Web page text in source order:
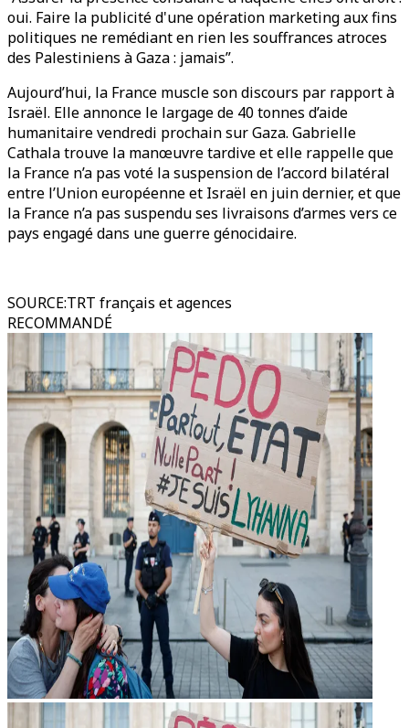
oui. Faire la publicité d'une opération marketing aux fins
politiques ne remédiant en rien les souffrances atroces
des Palestiniens à Gaza : jamais”.
Aujourd’hui, la France muscle son discours par rapport à
Israël. Elle annonce le largage de 40 tonnes d’aide
humanitaire vendredi prochain sur Gaza. Gabrielle
Cathala trouve la manœuvre tardive et elle rappelle que
la France n’a pas voté la suspension de l’accord bilatéral
entre l’Union européenne et Israël en juin dernier, et que
la France n’a pas suspendu ses livraisons d’armes vers ce
pays engagé dans une guerre génocidaire.
SOURCE:TRT français et agences
RECOMMANDÉ